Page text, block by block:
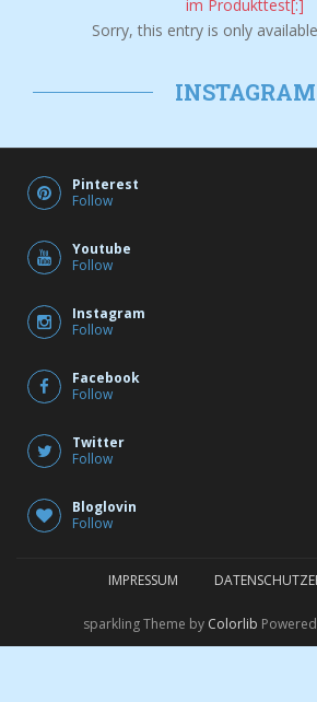
Sorry, this entry is only
INSTAGRAM
Pinterest
Follow
Youtube
Follow
Instagram
Follow
Facebook
Follow
Twitter
Follow
Bloglovin
Follow
IMPRESSUM
sparkling Theme by Colorlib